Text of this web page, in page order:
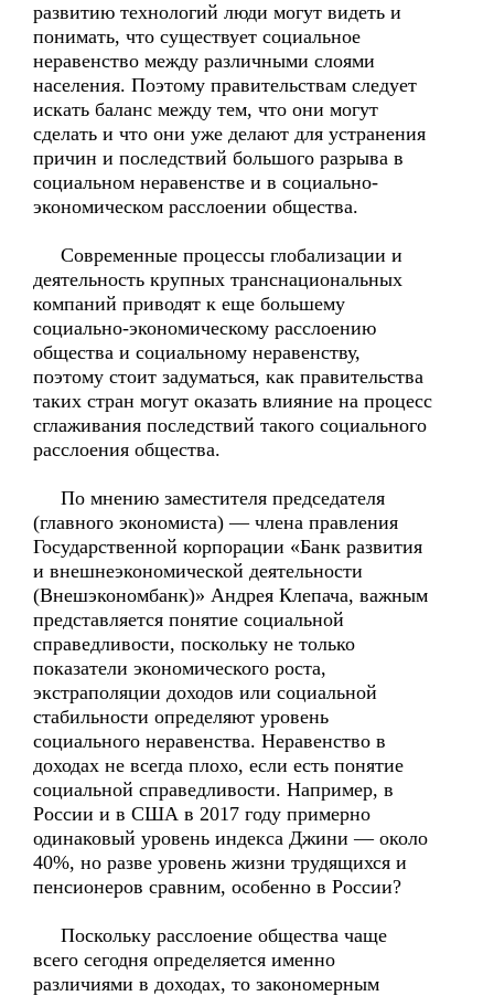
развитию технологий люди могут видеть и
понимать, что существует социальное
неравенство между различными слоями
населения. Поэтому правительствам следует
искать баланс между тем, что они могут
сделать и что они уже делают для устранения
причин и последствий большого разрыва в
социальном неравенстве и в социально-
экономическом расслоении общества.
Современные процессы глобализации и
деятельность крупных транснациональных
компаний приводят к еще большему
социально-экономическому расслоению
общества и социальному неравенству,
поэтому стоит задуматься, как правительства
таких стран могут оказать влияние на процесс
сглаживания последствий такого социального
расслоения общества.
По мнению заместителя председателя
(главного экономиста) — члена правления
Государственной корпорации «Банк развития
и внешнеэкономической деятельности
(Внешэкономбанк)» Андрея Клепача, важным
представляется понятие социальной
справедливости, поскольку не только
показатели экономического роста,
экстраполяции доходов или социальной
стабильности определяют уровень
социального неравенства. Неравенство в
доходах не всегда плохо, если есть понятие
социальной справедливости. Например, в
России и в США в 2017 году примерно
одинаковый уровень индекса Джини — около
40%, но разве уровень жизни трудящихся и
пенсионеров сравним, особенно в России?
Поскольку расслоение общества чаще
всего сегодня определяется именно
различиями в доходах, то закономерным